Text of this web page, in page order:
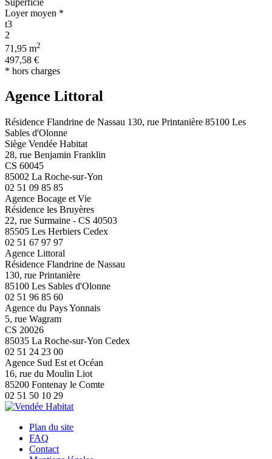
Superficie
Loyer moyen *
t3
2
71,95 m2
497,58 €
* hors charges
Agence Littoral
Résidence Flandrine de Nassau 130, rue Printanière 85100 Les
Sables d'Olonne
Siège Vendée Habitat
28, rue Benjamin Franklin
CS 60045
85002 La Roche-sur-Yon
02 51 09 85 85
Agence Bocage et Vie
Résidence les Bruyères
22, rue Surmaine - CS 40503
85505 Les Herbiers Cedex
02 51 67 97 97
Agence Littoral
Résidence Flandrine de Nassau
130, rue Printanière
85100 Les Sables d'Olonne
02 51 96 85 60
Agence du Pays Yonnais
5, rue Wagram
CS 20026
85035 La Roche-sur-Yon Cedex
02 51 24 23 00
Agence Sud Est et Océan
16, rue du Moulin Liot
85200 Fontenay le Comte
02 51 50 10 29
Plan du site
FAQ
Contact